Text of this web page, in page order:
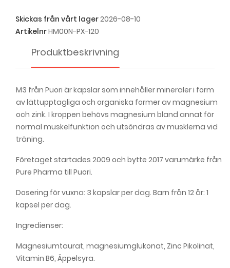
Skickas från vårt lager2026-08-10
ArtikelnrHM00N-PX-120
Produktbeskrivning
M3 från Puori är kapslar som innehåller mineraler i form
av lättupptagliga och organiska former av magnesium
och zink. I kroppen behövs magnesium bland annat för
normal muskelfunktion och utsöndras av musklerna vid
träning.
Företaget startades 2009 och bytte 2017 varumärke från
Pure Pharma till Puori.
Dosering för vuxna: 3 kapslar per dag. Barn från 12 år: 1
kapsel per dag.
Ingredienser:
Magnesiumtaurat, magnesiumglukonat, Zinc Pikolinat,
Vitamin B6, Äppelsyra.